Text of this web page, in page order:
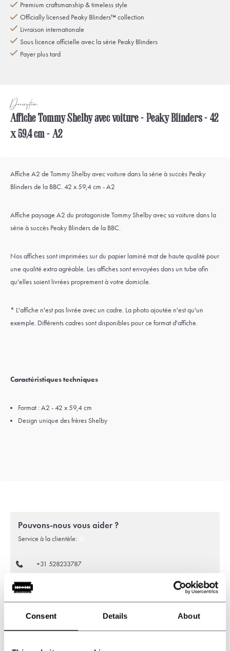
Consent Details About
Premium craftsmanship & timeless style
Officially licensed Peaky Blinders™ collection
Livraison internationale
Sous licence officielle avec la série Peaky Blinders
Payer plus tard
Description
Affiche Tommy Shelby avec voiture - Peaky Blinders - 42
x 59,4 cm - A2
Affiche A2 de Tommy Shelby avec voiture dans la série à succès Peaky
Blinders de la BBC. 42 x 59,4 cm - A2
Affiche paysage A2 du protagoniste Tommy Shelby avec sa voiture dans la
série à succès Peaky Blinders de la BBC.
Nos affiches sont imprimées sur du papier laminé mat de haute qualité pour
une qualité extra agréable. Les affiches sont envoyées dans un tube afin
qu'elles soient livrées proprement à votre domicile.
* L'affiche n'est pas livrée avec un cadre. La photo ajoutée n'est qu'un
exemple. Différents cadres sont disponibles pour ce format d'affiche.
Caractéristiques techniques
Format : A2 - 42 x 59,4 cm
Design unique des frères Shelby
Pouvons-nous vous aider ?
Service à la clientèle:
+31 528233787